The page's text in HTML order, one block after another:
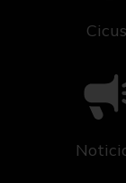
Cicus